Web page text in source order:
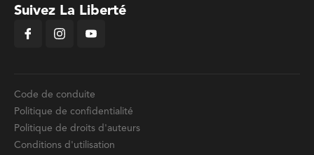
Suivez La Liberté
Code de conduite
Politique de confidentialité
Politique de droits d'auteurs
Conditions d'utilisation